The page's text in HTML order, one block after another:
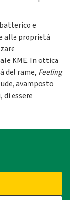
e
alle proprietà
KME. In ottica
del rame, Feeling
avamposto
di essere